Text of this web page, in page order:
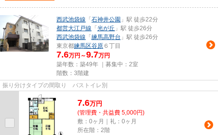
西武池袋線 「 石神井公園 」駅 徒歩22分
都営大江戸線 「 光が丘 」駅 徒歩26分
西武池袋線 「 練馬高野台 」駅 徒歩26分
東京都練馬区谷原 ６丁目
7.6万円～9.7万円
築年数：築49年 ｜募集中： 2室
階数：3階建
振り分けタイプの間取り バストイレ別
7.6万円
(管理費・共益費 5,000円)
敷：0ヶ月｜礼：0ヶ月
所在階：2階